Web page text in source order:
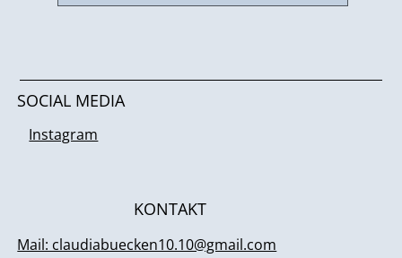
SOCIAL MEDIA
Instagram
Mail: claudiabuecken10.10@gmail.com
KONTAKT